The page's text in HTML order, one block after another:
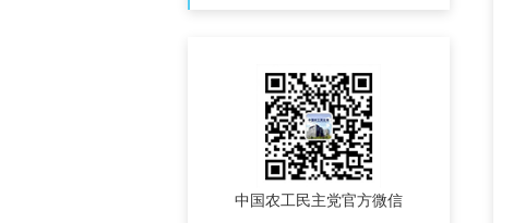
中国农工民主党官方微信